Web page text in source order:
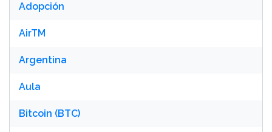
Adopción
AirTM
Argentina
Aula
Bitcoin (BTC)